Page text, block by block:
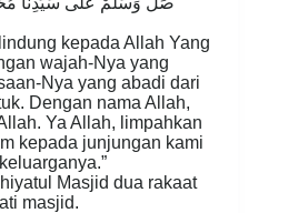
kepada Allah Yang
wajah-Nya yang
Nya yang abadi dari
Dengan nama Allah,
Ya Allah, limpahkan
kepada junjungan kami
Masjid dua rakaat
masjid.